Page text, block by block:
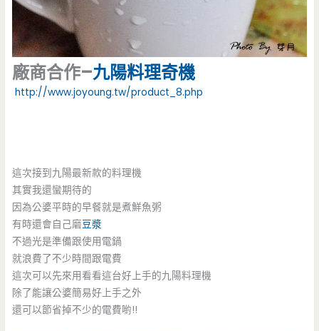
廠商合作–九陽料理奇機
http://www.joyoung.tw/product_8.php
這次接到九陽最新款的料理機
其實我還蠻期待的
因為公婆平時的早餐就是煮鮮魚粥
有時還會自己磨豆漿
不過光是準備跟使用電鍋
就浪費了不少時間跟電費
這次可以先來用看看這台好上手的九陽料理機
除了能讓公婆簡易好上手之外
還可以節省掉不少的電費喲!!